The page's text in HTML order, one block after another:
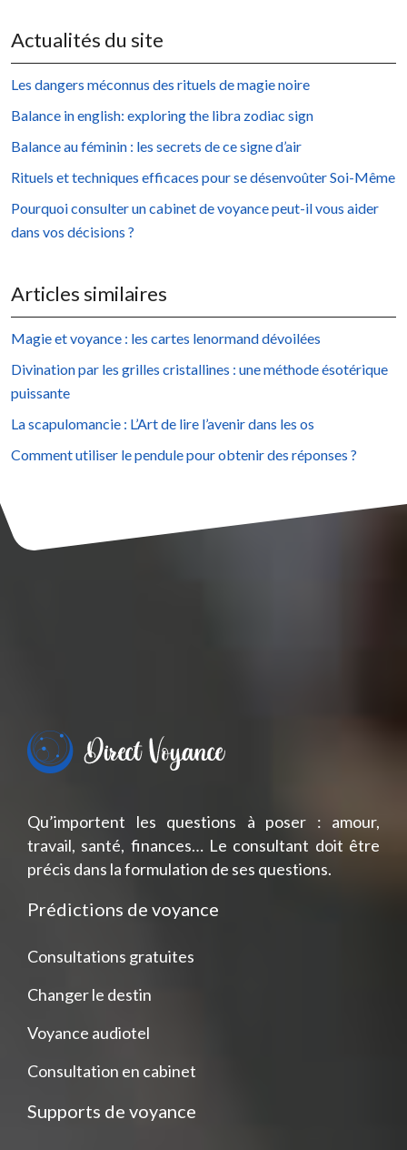
Actualités du site
Les dangers méconnus des rituels de magie noire
Balance in english: exploring the libra zodiac sign
Balance au féminin : les secrets de ce signe d’air
Rituels et techniques efficaces pour se désenvoûter Soi-Même
Pourquoi consulter un cabinet de voyance peut-il vous aider
dans vos décisions ?
Articles similaires
Magie et voyance : les cartes lenormand dévoilées
Divination par les grilles cristallines : une méthode ésotérique
puissante
La scapulomancie : L’Art de lire l’avenir dans les os
Comment utiliser le pendule pour obtenir des réponses ?
Qu’importent les questions à poser : amour,
travail, santé, finances… Le consultant doit être
précis dans la formulation de ses questions.
Prédictions de voyance
Consultations gratuites
Changer le destin
Voyance audiotel
Consultation en cabinet
Supports de voyance